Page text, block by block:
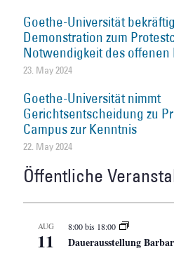
Goethe-Universität
Demonstration zum
Notwendigkeit des offenen
23. May 2024
Goethe-Universität nimmt
Gerichtsentscheidung zu
Campus zur Kenntnis
22. May 2024
Öffentliche
AUG
11
8:00bis 18:00
Dauerausstellung